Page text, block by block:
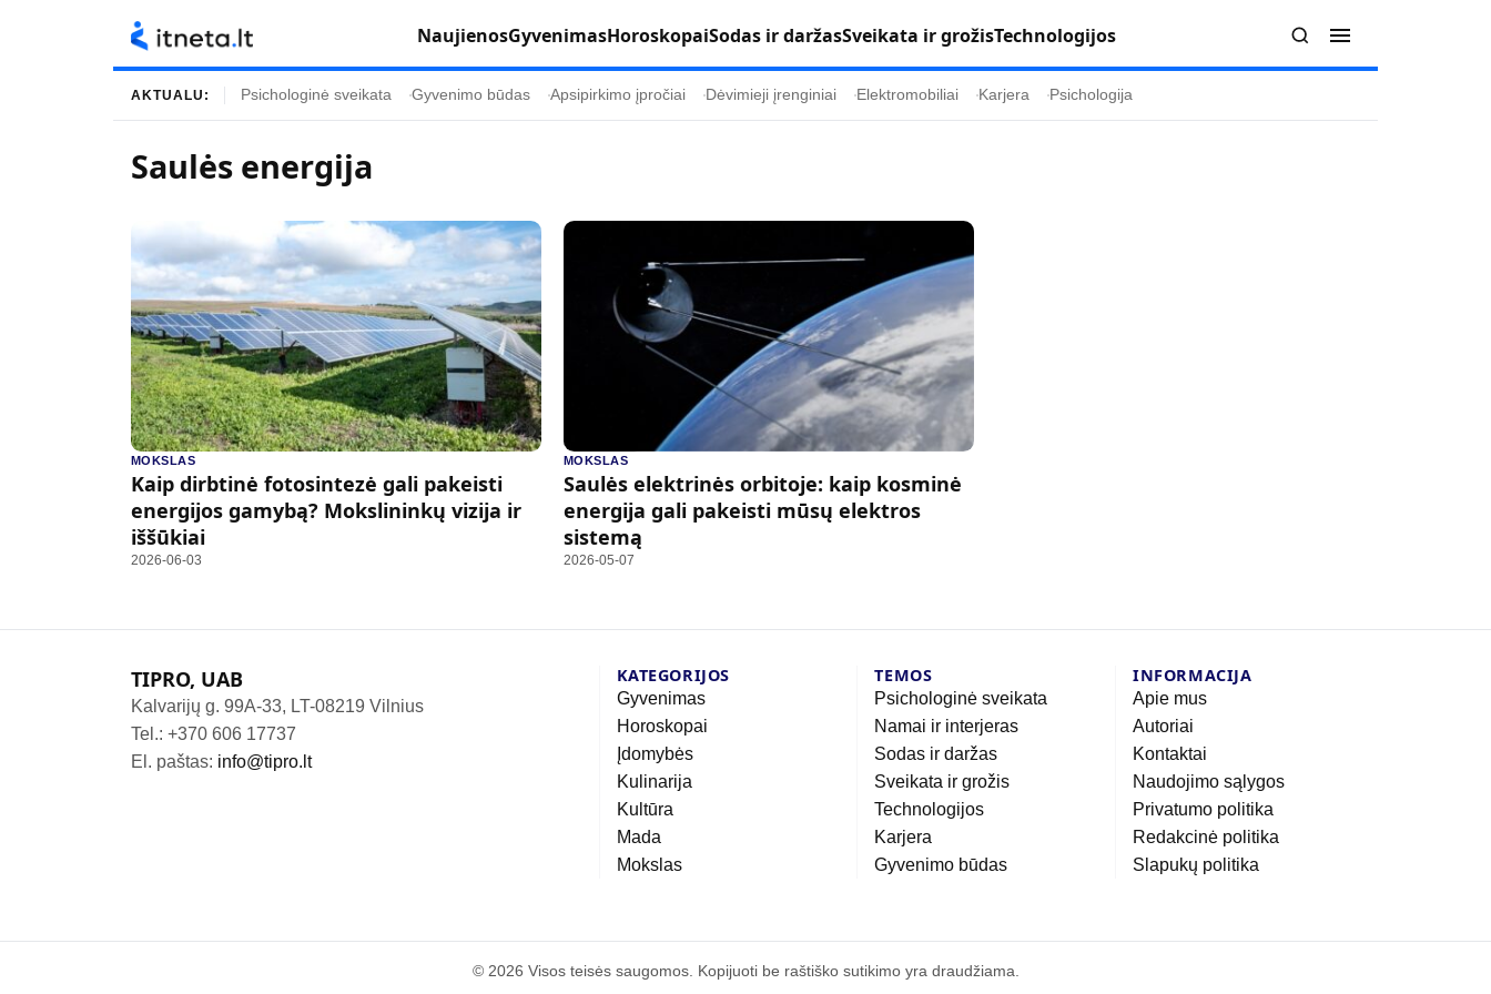
NaujienosGyvenimasHoroskopaiSodas ir daržasSveikata ir grožisTechnologijos
Naujausi straipsniai
Gyvenimas
Įdomybės
Mada
Mokslas
Namai ir interjeras
Horoskopai
Kulinarija
Technologijos
Gyvenimo būdas
Vasaros mada
Tėvai ir vaikai
Sodas ir daržas
Sveikata ir grožis
Karjera
Psichologinė sveikata
Tvari mada
Etikos politika
Klaidų taisymo politika
Naudojimo sąlygos
Privatumo politika
Reklamos politika
Slapukų politika
AKTUALU: Psichologinė sveikata Gyvenimo būdas Apsipirkimo įpročiai Dėvimieji įrenginiai Elektromobiliai Karjera Psichologija
Saulės energija
MOKSLAS
Kaip dirbtinė fotosintezė gali pakeisti
energijos gamybą? Mokslininkų vizija ir
iššūkiai
2026-06-03
MOKSLAS
Saulės elektrinės orbitoje: kaip kosminė
energija gali pakeisti mūsų elektros
sistemą
2026-05-07
TIPRO, UAB
Kalvarijų g. 99A-33, LT-08219 Vilnius
Tel.: +370 606 17737
El. paštas: info@tipro.lt
KATEGORIJOS
Gyvenimas
Horoskopai
Įdomybės
Kulinarija
Kultūra
Mada
Mokslas
TEMOS
Psichologinė sveikata
Namai ir interjeras
Sodas ir daržas
Sveikata ir grožis
Technologijos
Karjera
Gyvenimo būdas
INFORMACIJA
Apie mus
Autoriai
Kontaktai
Naudojimo sąlygos
Privatumo politika
Redakcinė politika
Slapukų politika
© 2026 Visos teisės saugomos. Kopijuoti be raštiško sutikimo yra draudžiama.